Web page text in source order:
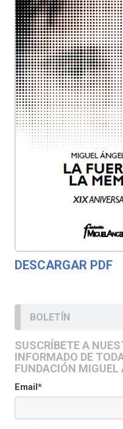
DESCARGAR PDF
BOLETÍN
SUSCRÍBETE A
INFORMADO DE
FUNDACIÓN MIGUEL
Email*